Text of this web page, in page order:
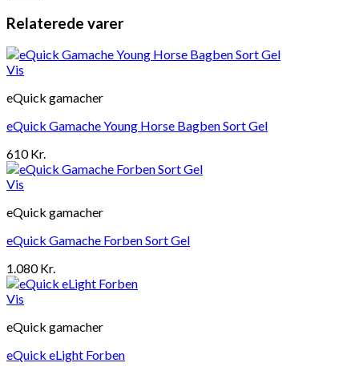
Relaterede varer
Vis
eQuick gamacher
eQuick Gamache Young Horse Bagben Sort Gel
610Kr.
Vis
eQuick gamacher
eQuick Gamache Forben Sort Gel
1.080Kr.
Vis
eQuick gamacher
eQuick eLight Forben